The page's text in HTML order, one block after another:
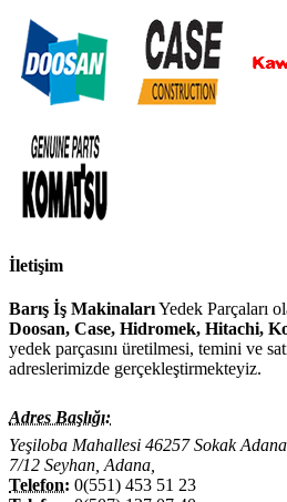
İletişim
Barış İş MakinalarıYedek Parçaları
Doosan, Case, Hidromek, Hitachi,
yedek parçasını üretilmesi, temini ve
adreslerimizde gerçekleştirmekteyiz.
Adres Başlığı:
Yeşiloba Mahallesi 46257 Sokak
7/12 Seyhan, Adana,
Telefon: 0(551) 453 51 23